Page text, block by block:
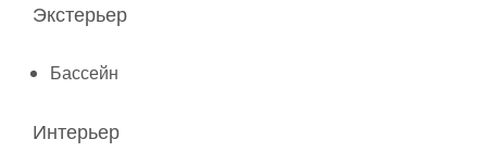
Экстерьер
Бассейн
Интерьер